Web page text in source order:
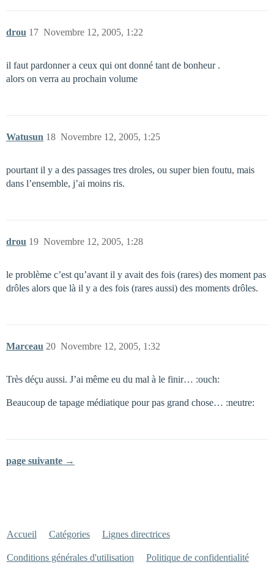
drou Novembre 12, 2005, 1:22
17
il faut pardonner a ceux qui ont donné tant de bonheur .
alors on verra au prochain volume
Watusun Novembre 12, 2005, 1:25
18
pourtant il y a des passages tres droles, ou super bien foutu, mais
dans l’ensemble, j’ai moins ris.
drou Novembre 12, 2005, 1:28
19
le problème c’est qu’avant il y avait des fois (rares) des moment pas
drôles alors que là il y a des fois (rares aussi) des moments drôles.
Marceau Novembre 12, 2005, 1:32
20
Très déçu aussi. J’ai même eu du mal à le finir… :ouch:
Beaucoup de tapage médiatique pour pas grand chose… :neutre:
page suivante →
Accueil Catégories Lignes directrices
Conditions générales d'utilisation Politique de confidentialité